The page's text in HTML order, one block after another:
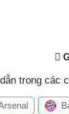
trong các